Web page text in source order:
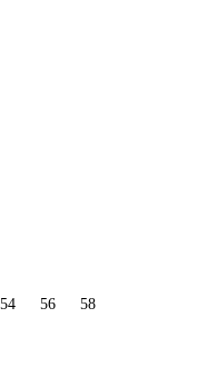
54 56 58